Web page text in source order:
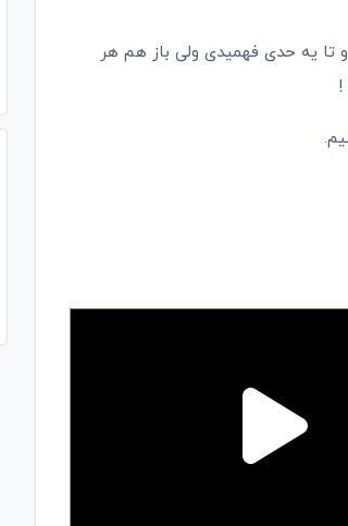
یه حدی فهمیدی ولی باز هم هر
!